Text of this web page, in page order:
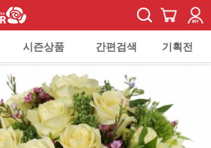
시즌상품 간편검색 기획전